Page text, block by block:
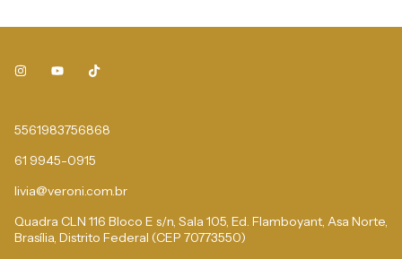
5561983756868
61 9945-0915
livia@veroni.com.br
Quadra CLN 116 Bloco E s/n, Sala 105, Ed. Flamboyant, Asa Norte,
Brasília, Distrito Federal (CEP 70773550)